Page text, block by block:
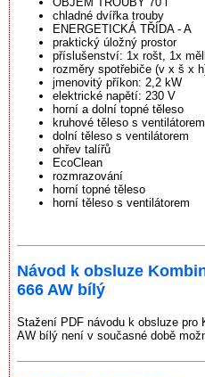
chladné dvířka trouby
ENERGETICKÁ TŘÍDA - A
praktický úložný prostor
příslušenství: 1x rošt, 1x
rozměry spotřebiče (v x š x
jmenovitý příkon: 2,2 kW
elektrické napětí: 230 V
horní a dolní topné těleso
kruhové těleso s ventilátorem
dolní těleso s ventilátorem
ohřev talířů
EcoClean
rozmrazování
horní topné těleso
horní těleso s ventilátorem
Návod k obsluze
666 AW bílý
Stažení PDF návodu k obsluze pro
AW bílý není v současné době